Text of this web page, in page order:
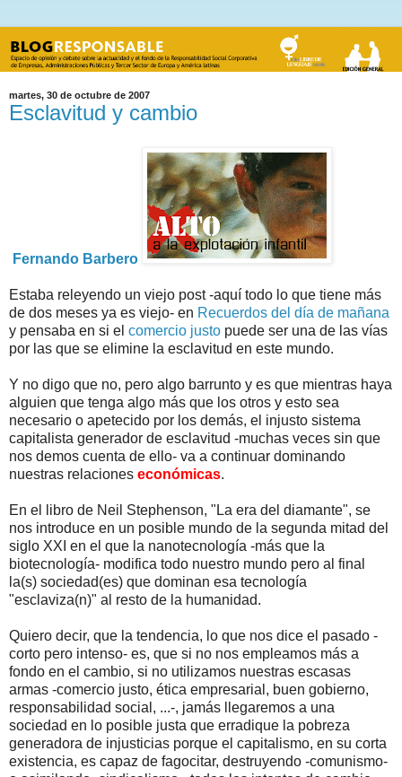
martes, 30 de octubre de 2007
Esclavitud y cambio
Fernando Barbero
Estaba releyendo un viejo post -aquí todo lo que tiene más
de dos meses ya es viejo- en Recuerdos del día de mañana
y pensaba en si el comercio justo puede ser una de las vías
por las que se elimine la esclavitud en este mundo.
Y no digo que no, pero algo barrunto y es que mientras haya
alguien que tenga algo más que los otros y esto sea
necesario o apetecido por los demás, el injusto sistema
capitalista generador de esclavitud -muchas veces sin que
nos demos cuenta de ello- va a continuar dominando
nuestras relaciones económicas.
En el libro de Neil Stephenson, "La era del diamante", se
nos introduce en un posible mundo de la segunda mitad del
siglo XXI en el que la nanotecnología -más que la
biotecnología- modifica todo nuestro mundo pero al final
la(s) sociedad(es) que dominan esa tecnología
"esclaviza(n)" al resto de la humanidad.
Quiero decir, que la tendencia, lo que nos dice el pasado -
corto pero intenso- es, que si no nos empleamos más a
fondo en el cambio, si no utilizamos nuestras escasas
armas -comercio justo, ética empresarial, buen gobierno,
responsabilidad social, ...-, jamás llegaremos a una
sociedad en lo posible justa que erradique la pobreza
generadora de injusticias porque el capitalismo, en su corta
existencia, es capaz de fagocitar, destruyendo -comunismo-